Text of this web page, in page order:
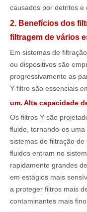
causados ​​por detritos e
2. Benefícios dos
filtragem de vários
Em sistemas de
ou dispositivos são
progressivamente as
Y-filtro são essenciais
um. Alta capacidade
Os filtros Y são
fluido, tornando-os
sistemas de filtração
fluidos entram no
rapidamente grandes
em estágios mais
a proteger filtros mais
contaminantes mais